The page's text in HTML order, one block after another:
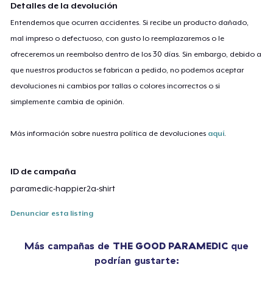
Detalles de la devolución
Entendemos que ocurren accidentes. Si recibe un producto dañado,
mal impreso o defectuoso, con gusto lo reemplazaremos o le
ofreceremos un reembolso dentro de los 30 días. Sin embargo, debido a
que nuestros productos se fabrican a pedido, no podemos aceptar
devoluciones ni cambios por tallas o colores incorrectos o si
simplemente cambia de opinión.
Más información sobre nuestra política de devoluciones aquí.
ID de campaña
paramedic-happier2a-shirt
Denunciar esta listing
Más campañas de THE GOOD PARAMEDIC que
podrían gustarte: